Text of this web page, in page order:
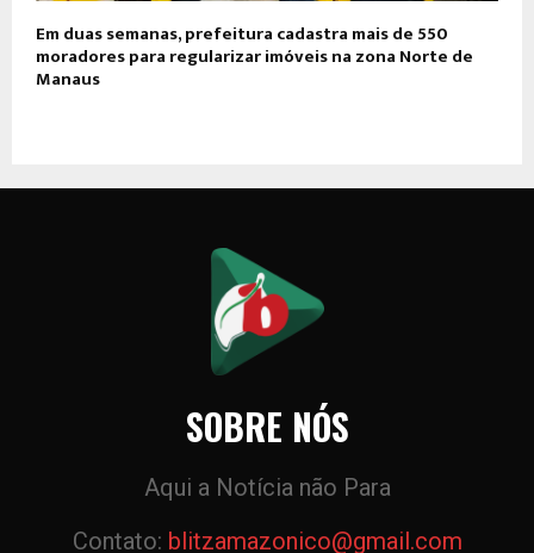
Em duas semanas, prefeitura cadastra mais de 550
moradores para regularizar imóveis na zona Norte de
Manaus
SOBRE NÓS
Aqui a Notícia não Para
Contato: blitzamazonico@gmail.com